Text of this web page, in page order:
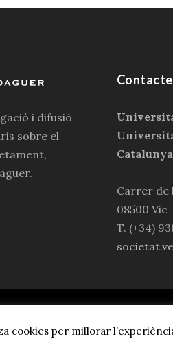
i difusió
sobre el
Contacte
Catalunya
Carrer de
08500 Vic
T. (+34)
cookies per millorar